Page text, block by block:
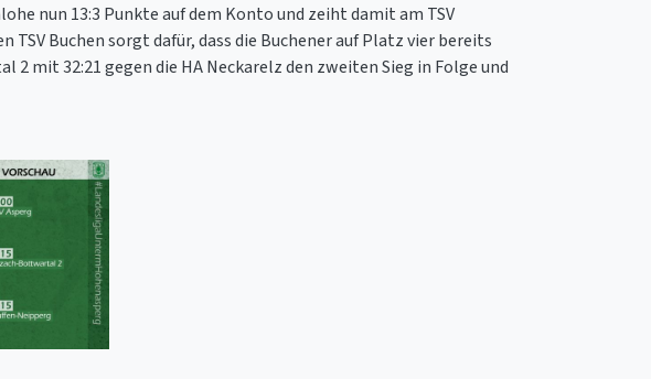
nun 13:3 Punkte auf dem Konto und zeiht damit am TSV
Buchen sorgt dafür, dass die Buchener auf Platz vier bereits
mit 32:21 gegen die HA Neckarelz den zweiten Sieg in Folge und